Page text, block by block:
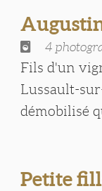
4
Fils d'un
Lussault-
démobilisé
Petite